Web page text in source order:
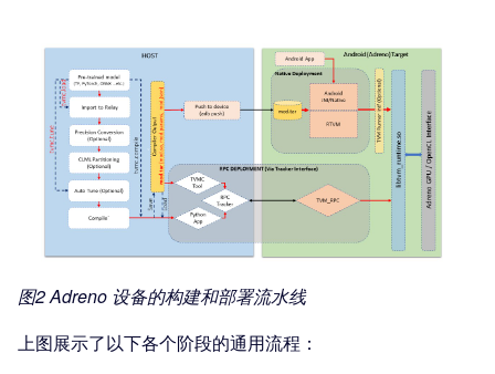
图2 Adreno 设备的构建和部署流水线
上图展示了以下各个阶段的通用流程：